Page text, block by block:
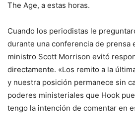
The Age, a estas horas.
Cuando los periodistas le
durante una conferencia de prensa
ministro Scott Morrison evitó
directamente. «Los remito a la
y nuestra posición permanece sin
poderes ministeriales que Hook
tengo la intención de comentar en